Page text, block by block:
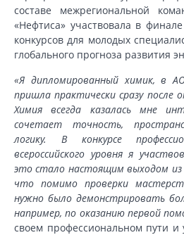
составе межрегиональной
«Нефтиса» участвовала в
конкурсов для молодых
глобального прогноза развития
«Я дипломированный химик, в
пришла практически сразу после
Химия всегда казалась мне
сочетает точность,
логику. В конкурсе
всероссийского уровня я
это стало настоящим выходом
что помимо проверки
нужно было демонстрировать
например, по оказанию первой
своем профессиональном пути и